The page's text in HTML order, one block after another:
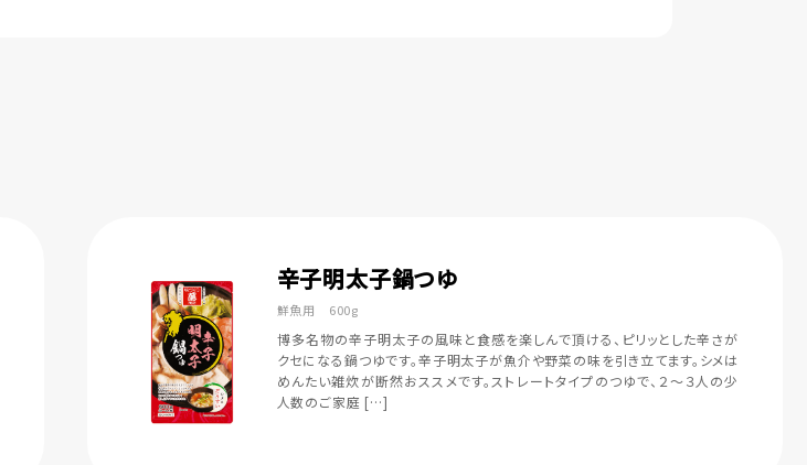
辛子明太子鍋つゆ
鮮魚用 600g
博多名物の辛子明太子の風味と食感を楽しんで頂ける、ピリッとした辛さが
クセになる鍋つゆです。辛子明太子が魚介や野菜の味を引き立てます。シメは
めんたい雑炊が断然おススメです。ストレートタイプのつゆで、２～３人の少
人数のご家庭 […]